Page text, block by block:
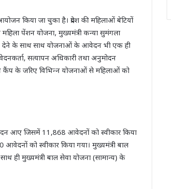
किया जा चुका है। प्रदेश की महिलाओं बेटियों
महिला पेंशन योजना, मुख्यमंत्री कन्या सुमंगला
देने के साथ साथ योजनाओं के आवेदन भी एक ही
सत्यापन अधिकारी तथा अनुमोदन
कैंप के जरिए विभिन्‍न योजनाओं से महिलाओं को
आए जिसमें 11,868 आवेदनों को स्‍वीकार किया
को स्‍वीकार किया गया। मुख्‍यमंत्री बाल
मुख्‍यमंत्री बाल सेवा योजना (सामान्‍य) के